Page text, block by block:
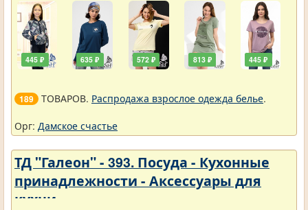
445 ₽ 635 ₽ 572 ₽ 813 ₽ 445 ₽
189 ТОВАРОВ. Распродажа взрослое одежда белье.
Орг: Дамское счастье
ТД "Галеон" - 393. Посуда - Кухонные
принадлежности - Аксессуары для
кухни